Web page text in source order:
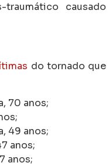
traumático causado
do tornado que
70 anos;
49 anos;
anos;
anos;